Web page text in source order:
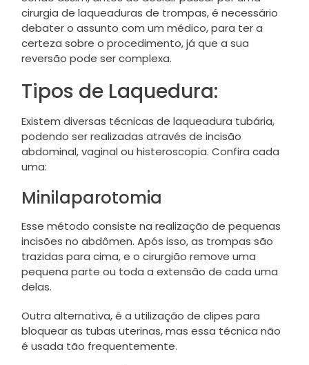
cirurgia de laqueaduras de trompas, é necessário
debater o assunto com um médico, para ter a
certeza sobre o procedimento, já que a sua
reversão pode ser complexa.
Tipos de Laquedura:
Existem diversas técnicas de laqueadura tubária,
podendo ser realizadas através de incisão
abdominal, vaginal ou histeroscopia. Confira cada
uma:
Minilaparotomia
Esse método consiste na realização de pequenas
incisões no abdômen. Após isso, as trompas são
trazidas para cima, e o cirurgião remove uma
pequena parte ou toda a extensão de cada uma
delas.
Outra alternativa, é a utilização de clipes para
bloquear as tubas uterinas, mas essa técnica não
é usada tão frequentemente.